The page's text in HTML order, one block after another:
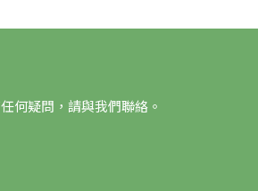
何疑問，請與我們聯絡。